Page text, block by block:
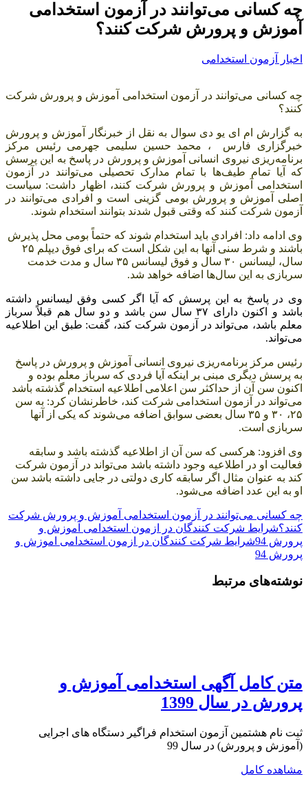
چه کسانی می‌توانند در آزمون استخدامی
آموزش و پرورش شرکت کنند؟
اخبار آزمون استخدامی
چه کسانی می‌توانند در آزمون استخدامی آموزش و پرورش شرکت
کنند؟
به گزارش ام ای یو دی سوال به نقل از خبرنگار آموزش و پرورش
خبرگزاری فارس ، محمد حسین سلیمی جهرمی رئیس مرکز
برنامه‌ریزی نیروی انسانی آموزش و پرورش در پاسخ به این پرسش
که آیا تمام طیف‌ها با تمام مدارک تحصیلی می‌توانند در آزمون
استخدامی آموزش و پرورش شرکت کنند، اظهار داشت: سیاست
اصلی آموزش و پرورش بومی گزینی است و افرادی می‌توانند در
آزمون شرکت کنند که وقتی قبول شدند بتوانند استخدام شوند.
وی ادامه داد: افرادی باید استخدام شوند که حتماً بومی محل پذیرش
باشند و شرط سنی آنها به این شکل است که برای فوق دیپلم ۲۵
سال، لیسانس ۳۰ سال و فوق لیسانس ۳۵ سال و مدت خدمت
سربازی به این سال‌ها اضافه خواهد شد.
وی در پاسخ به این پرسش که آیا اگر کسی وفق لیسانس داشته
باشد و اکنون دارای ۳۷ سال سن باشد و دو سال هم قبلاً سرباز
معلم باشد، می‌تواند در آزمون شرکت کند، گفت: طبق این اطلاعیه
می‌تواند.
رئیس مرکز برنامه‌ریزی نیروی انسانی آموزش و پرورش در پاسخ
به پرسش دیگری مبنی بر اینکه آیا فردی که سرباز معلم بوده و
اکنون سن آن از حداکثر سن اعلامی اطلاعیه استخدام گذشته باشد
می‌تواند در آزمون استخدامی شرکت کند، خاطرنشان کرد: به سن
۲۵، ۳۰ و ۳۵ سال بعضی سوابق اضافه می‌شوند که یکی از آنها
سربازی است.
وی افزود: هرکسی که سن آن از اطلاعیه گذشته باشد و سابقه
فعالیت او در اطلاعیه وجود داشته باشد می‌تواند در آزمون شرکت
کند به عنوان مثال اگر سابقه کاری دولتی در جایی داشته باشد سن
او به این عدد اضافه می‌شود.
چه کسانی می‌توانند در آزمون استخدامی آموزش و پرورش شرکت
کنند؟شرایط شرکت کنندگان در ازمون استخدامی آموزش و
پرورش 94
شرایط شرکت کنندگان در ازمون استخدامی اموزش و
پرورش 94
نوشته‌های مرتبط
متن کامل آگهی استخدامی آموزش و
پرورش در سال 1399
ثبت نام هشتمین آزمون استخدام فراگیر دستگاه های اجرایی
(آموزش و پرورش) در سال 99
مشاهده کامل